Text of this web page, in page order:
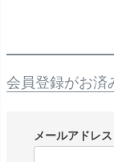
会員登録がお済
メールアドレス